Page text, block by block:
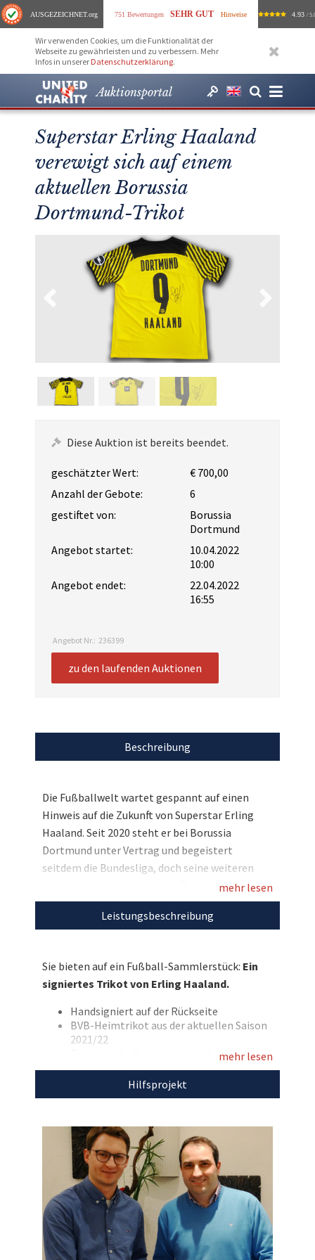
AUSGEZEICHNET.org 751 Bewertungen SEHR GUT Hinweise 4.93 /
Wir verwenden Cookies, um die Funktionalität der
Webseite zu gewährleisten und zu verbessern. Mehr
Infos in unserer Datenschutzerklärung.
Auktionsportal
Superstar Erling Haaland
verewigt sich auf einem
aktuellen Borussia
Dortmund-Trikot
Diese Auktion ist bereits beendet.
geschätzter Wert:
€ 700,00
Anzahl der Gebote:
6
gestiftet von:
Borussia
Dortmund
Angebot startet:
10.04.2022
10:00
Angebot endet:
22.04.2022
16:55
Angebot Nr.: 236399
zu den laufenden Auktionen
Beschreibung
Die Fußballwelt wartet gespannt auf einen
Hinweis auf die Zukunft von Superstar Erling
Haaland. Seit 2020 steht er bei Borussia
Dortmund unter Vertrag und begeistert
seitdem die Bundesliga, doch seine weiteren
Schritte sind noch ungewiss. Zugunsten von
Fanhilfe e.V. dürfen wir nun ein handsigniertes
Trikot aus der aktuellen Saison versteigern, das
Sammlerstück von unschätzbarem Wert
werden kann! Bieten Sie mit und sichern Sie sich
das Trikot des Bundesliga-Stars!
Entdecken Sie bei uns auch weitere
für den guten Zweck!
mehr lesen
Leistungsbeschreibung
Sie bieten auf ein Fußball-Sammlerstück: Ein
signiertes Trikot von Erling Haaland.
Handsigniert auf der Rückseite
BVB-Heimtrikot aus der aktuellen Saison
2021/22
Rückseite beflockt mit „Haaland“ und
seiner Rückennummer 9
Marke: Puma
Größe: L
Den Erlös der Auktion „Superstar Erling
Haaland verewigt sich auf einem aktuellen
Borussia Dortmund-Trikot“ leiten wir direkt,
ohne Abzug von Kosten, anFanhilfe e.V. weiter.
mehr lesen
Hilfsprojekt